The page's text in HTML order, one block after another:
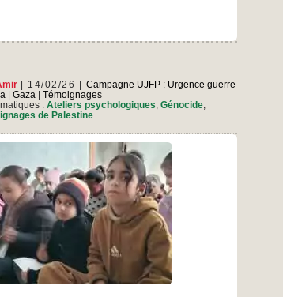
été
14/02/26
Campagne UJFP : Urgence guerre
Gaza
Témoignages
: Ateliers psychologiques Génocide,
de Palestine
À Gaza, la réponse humanitaire n’est plus
seulement une course contre la montre pour
sauver des vies, elle est une tentative
complexe de reconstruire la vie elle-même :
Compte rendu Au cœur de destructions
massives, d’un effondrement économique et
d’une pression psychologique immense, le
véritable défi est désormais le suivant
le